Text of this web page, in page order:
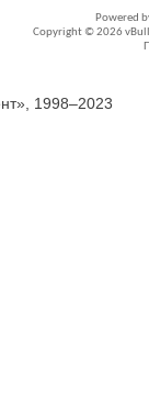
Powered
Copyright © 2026
1998–2023